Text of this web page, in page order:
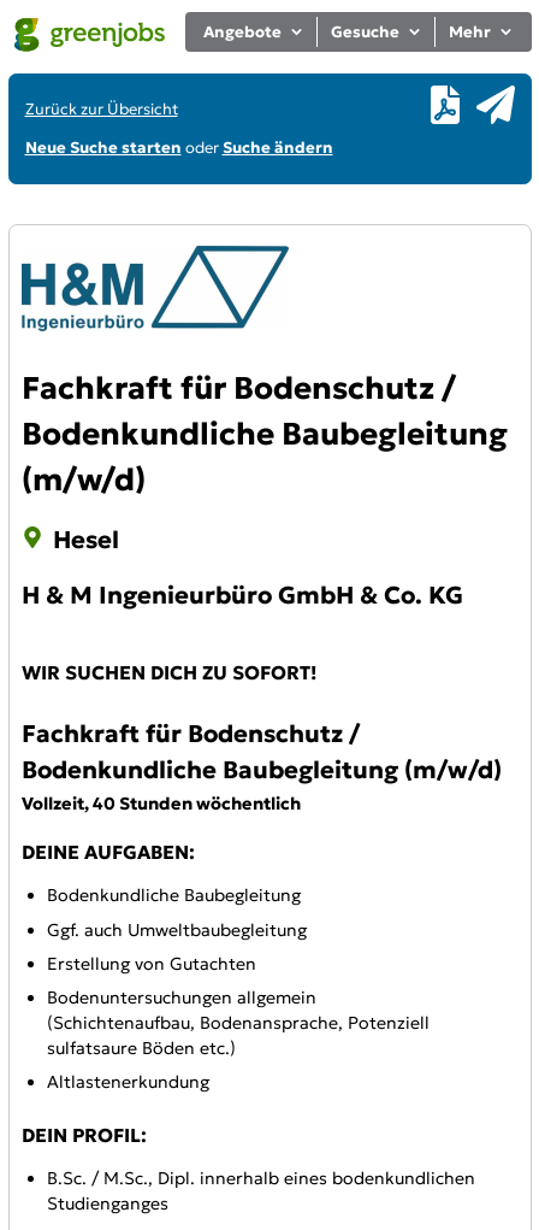
Angebote Gesuche Mehr
Zurück zur Übersicht
Neue Suche starten oderSuche ändern
Fachkraft für Bodenschutz /
Bodenkundliche Baubegleitung
(m/w/d)
Hesel
H & M Ingenieurbüro GmbH & Co. KG
WIR SUCHEN DICH ZU SOFORT!
Fachkraft für Bodenschutz /
Bodenkundliche Baubegleitung (m/w/d)
Vollzeit, 40 Stunden wöchentlich
DEINE AUFGABEN:
Bodenkundliche Baubegleitung
Ggf. auch Umweltbaubegleitung
Erstellung von Gutachten
Bodenuntersuchungen allgemein
(Schichtenaufbau, Bodenansprache, Potenziell
sulfatsaure Böden etc.)
Altlastenerkundung
DEIN PROFIL:
B.Sc. / M.Sc., Dipl. innerhalb eines bodenkundlichen
Studienganges